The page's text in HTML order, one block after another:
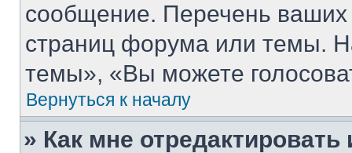
сообщение. Перечень ваших
страниц форума или темы.
темы», «Вы можете
Вернуться к началу
» Как мне